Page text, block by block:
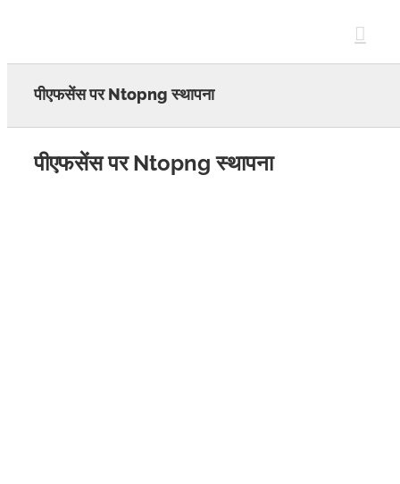
पीएफसेंस पर Ntopng स्थापना
पीएफसेंस पर Ntopng स्थापना